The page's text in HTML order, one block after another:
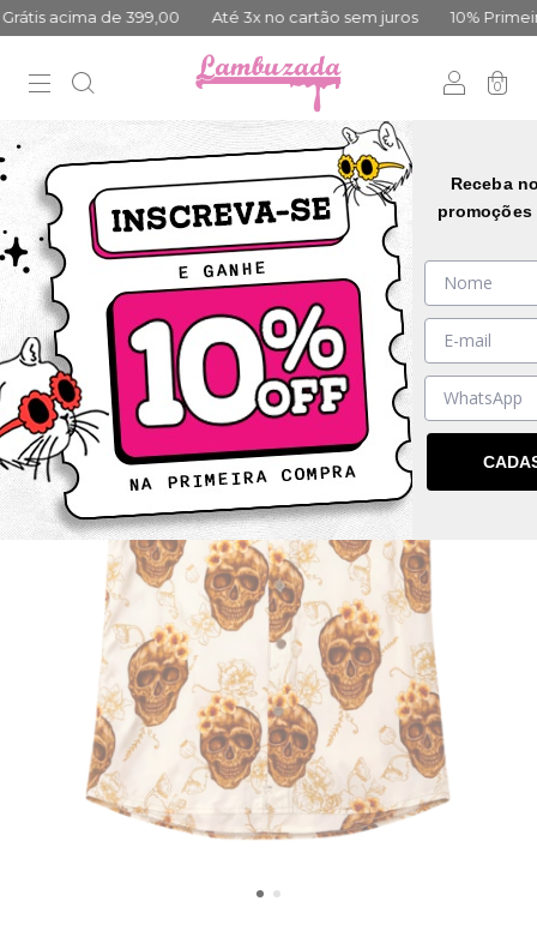
acima de 399,00 Até 3x no cartão sem juros 10% Primeira
0
Receba